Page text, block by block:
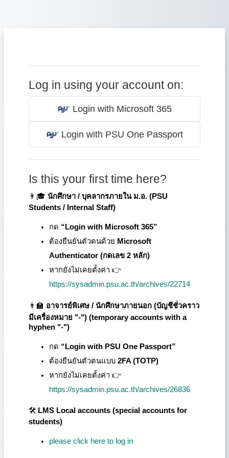
Log in using your account on:
Login with Microsoft 365
Login with PSU One Passport
Is this your first time here?
👨🎓 นักศึกษา / บุคลากรภายใน ม.อ. (PSU
Students / Internal Staff)
กด “Login with Microsoft 365”
ต้องยืนยันตัวตนด้วย Microsoft
Authenticator (กดเลข 2 หลัก)
หากยังไม่เคยตั้งค่า 👉
https://sysadmin.psu.ac.th/archives/22714
👨🏫 อาจารย์พิเศษ / นักศึกษาภายนอก (บัญชีชั่วคราว
มีเครื่องหมาย "-") (temporary accounts with a
hyphen "-")
กด “Login with PSU One Passport”
ต้องยืนยันตัวตนแบบ 2FA (TOTP)
หากยังไม่เคยตั้งค่า 👉
https://sysadmin.psu.ac.th/archives/26836
🛠️ LMS Local accounts (special accounts for
students)
please click here to log in